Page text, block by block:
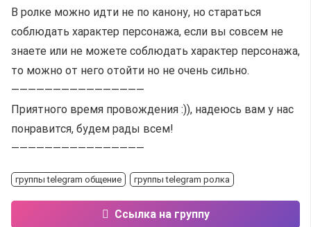
В ролке можно идти не по канону, но стараться
соблюдать характер персонажа, если вы совсем не
знаете или не можете соблюдать характер персонажа,
то можно от него отойти но не очень сильно.
————————————————
Приятного время провождения :)), надеюсь вам у нас
понравится, будем рады всем!
————————————————
группы telegram общение группы telegram ролка
Ссылка на группу